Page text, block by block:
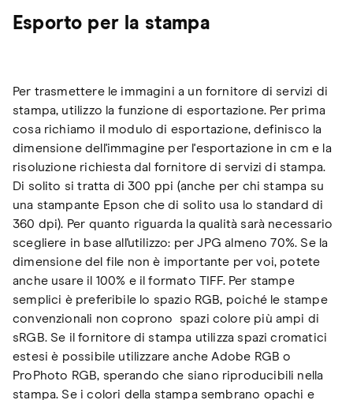
Esporto per la stampa
Per trasmettere le immagini a un fornitore di servizi di
stampa, utilizzo la funzione di esportazione. Per prima
cosa richiamo il modulo di esportazione, definisco la
dimensione dell'immagine per l'esportazione in cm e la
risoluzione richiesta dal fornitore di servizi di stampa.
Di solito si tratta di 300 ppi (anche per chi stampa su
una stampante Epson che di solito usa lo standard di
360 dpi). Per quanto riguarda la qualità sarà necessario
scegliere in base all'utilizzo: per JPG almeno 70%. Se la
dimensione del file non è importante per voi, potete
anche usare il 100% e il formato TIFF. Per stampe
semplici è preferibile lo spazio RGB, poiché le stampe
convenzionali non coprono spazi colore più ampi di
sRGB. Se il fornitore di stampa utilizza spazi cromatici
estesi è possibile utilizzare anche Adobe RGB o
ProPhoto RGB, sperando che siano riproducibili nella
stampa. Se i colori della stampa sembrano opachi e